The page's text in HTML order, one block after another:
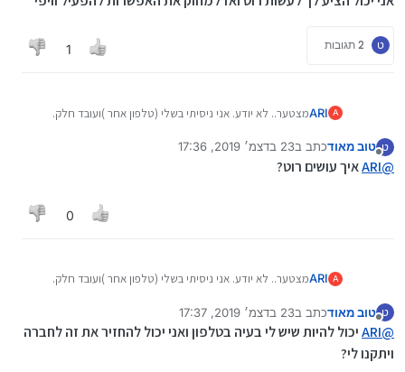
ט 2 תגובות 1
A
ARIמצטער.. לא יודע. אני ניסיתי בשלי (טלפון אחר )ועובד חלק.
וויפי
ט
מנותק
טוב מאודכתב ב23 בדצמ׳ 2019, 17:36
נערך לאחרונה על ידי
@
ARIאיך עושים רוט?
0
A
ARIמצטער.. לא יודע. אני ניסיתי בשלי (טלפון אחר )ועובד חלק.
וויפי
ט
מנותק
טוב מאודכתב ב23 בדצמ׳ 2019, 17:37
נערך לאחרונה על ידי
@
ARIיכול להיות שיש לי בעיה בטלפון ואני יכול להחזיר את זה לחברה
ויתקנו לי?